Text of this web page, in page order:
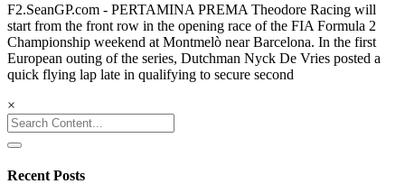
F2.SeanGP.com - PERTAMINA PREMA Theodore Racing will
start from the front row in the opening race of the FIA Formula 2
Championship weekend at Montmelò near Barcelona. In the first
European outing of the series, Dutchman Nyck De Vries posted a
quick flying lap late in qualifying to secure second
×
Search
for:
Recent Posts